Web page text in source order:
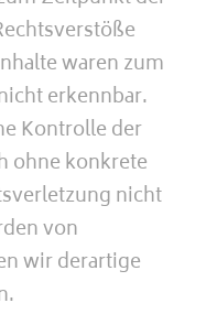
waren zum
erkennbar.
Kontrolle der
ohne konkrete
nicht
von
wir derartige